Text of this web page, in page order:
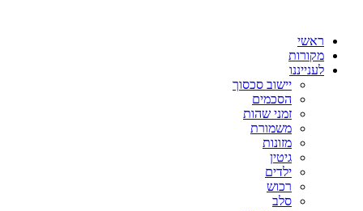
ראשי
מקורות
לענייננו
יישוב סכסוך
הסכמים
זמני שהות
משמורת
מזונות
גיטין
ילדים
רכוש
סלב